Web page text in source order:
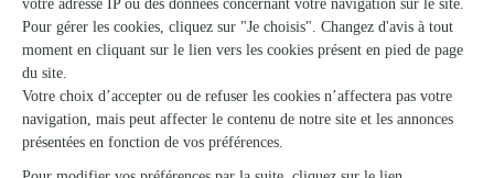
29/04/2026
★ ★ ★ ★
Super beau bouquet d’anniversaire livré…
Super beau bouquet d’anniversaire livré en temps voulu!
Bravo!